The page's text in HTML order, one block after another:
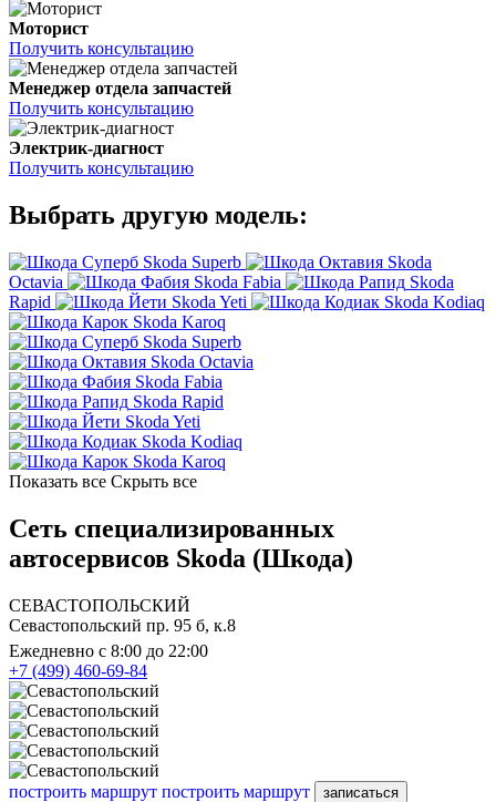
Моторист
Получить консультацию
Менеджер отдела запчастей
Получить консультацию
Электрик-диагност
Получить консультацию
Выбрать другую модель:
Skoda Superb
Skoda
Octavia
Skoda Fabia
Skoda
Rapid
Skoda Yeti
Skoda Kodiaq
Skoda Karoq
Skoda Superb
Skoda Octavia
Skoda Fabia
Skoda Rapid
Skoda Yeti
Skoda Kodiaq
Skoda Karoq
Показать все Скрыть все
Сеть специализированных
автосервисов Skoda (Шкода)
СЕВАСТОПОЛЬСКИЙ
Севастопольский пр. 95 б, к.8
Ежедневно с 8:00 до 22:00
+7 (499) 460-69-84
построить маршрут построить маршрут записаться